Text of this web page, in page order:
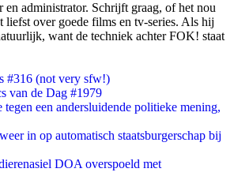
en administrator. Schrijft graag, of het nou
liefst over goede films en tv-series. Als hij
want de techniek achter FOK! staat
#316 (not very sfw!)
van de Dag #1979
tegen een andersluidende politieke mening,
in op automatisch staatsburgerschap bij
DOA overspoeld met